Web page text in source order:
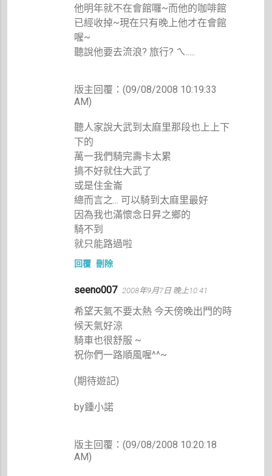
他明年就不在會館囉~而他的咖啡館
已經收掉~現在只有晚上他才在會館
喔~
聽說他要去流浪? 旅行? ㄟ.....
版主回覆：(09/08/2008 10:19:33
AM)
聽人家說大武到太麻里那段也上上下
下的
萬一我們騎完壽卡太累
搞不好就住大武了
或是住金崙
總而言之... 可以騎到太麻里最好
因為我也滿懷念日昇之鄉的
騎不到
就只能路過啦
回覆 刪除
seeno007 2008年9月7日 晚上10:41
希望天氣不要太熱 今天傍晚出門的時
候天氣好涼
騎車也很舒服 ~
祝你們一路順風喔^^~
(期待遊記)
by鍾小諾
版主回覆：(09/08/2008 10:20:18
AM)